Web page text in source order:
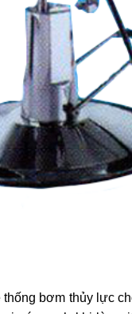
bơm thủy lực